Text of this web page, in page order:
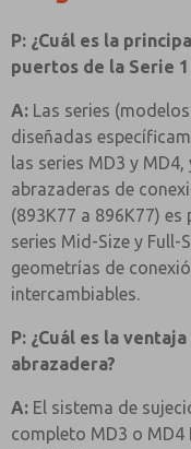
P: ¿Cuál es la
puertos de la Serie 1
A: Las series
diseñadas
las series MD3 y
abrazaderas de
(893K77 a 896K77)
series Mid-Size y Full-
geometrías de
intercambiables.
P: ¿Cuál es la
abrazadera?
A: El sistema de
completo MD3 o MD4